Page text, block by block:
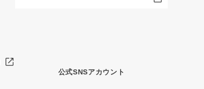
公式SNSアカウント